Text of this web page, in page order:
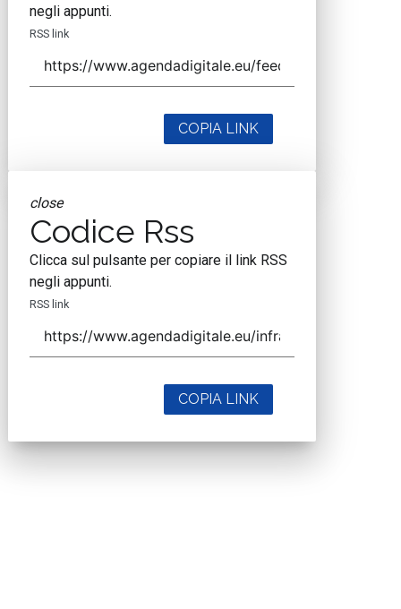
negli appunti.
RSS link
COPIA LINK
close
Codice Rss
Clicca sul pulsante per copiare il link RSS
negli appunti.
RSS link
COPIA LINK